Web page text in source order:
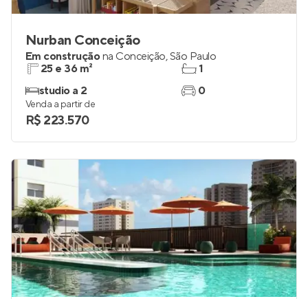
Nurban Conceição
Em construçãona Conceição,São Paulo
25 e 36 m²
studio a 2
1
0
Venda a partir de
R$ 223.570